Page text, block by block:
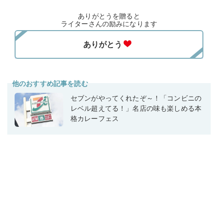
ありがとうを贈ると
ライターさんの励みになります
他のおすすめ記事を読む
セブンがやってくれたぞ～！「コンビニの
レベル超えてる！」名店の味も楽しめる本
格カレーフェス